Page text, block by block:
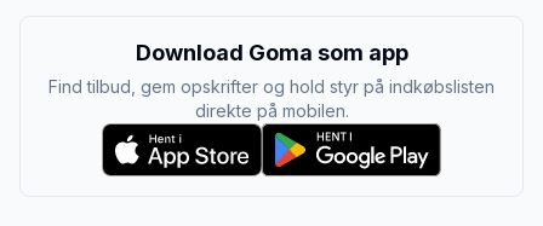
Download Goma som app
Find tilbud, gem opskrifter og hold styr på indkøbslisten
direkte på mobilen.